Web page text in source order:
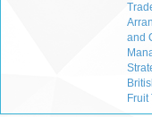
and
Fruit